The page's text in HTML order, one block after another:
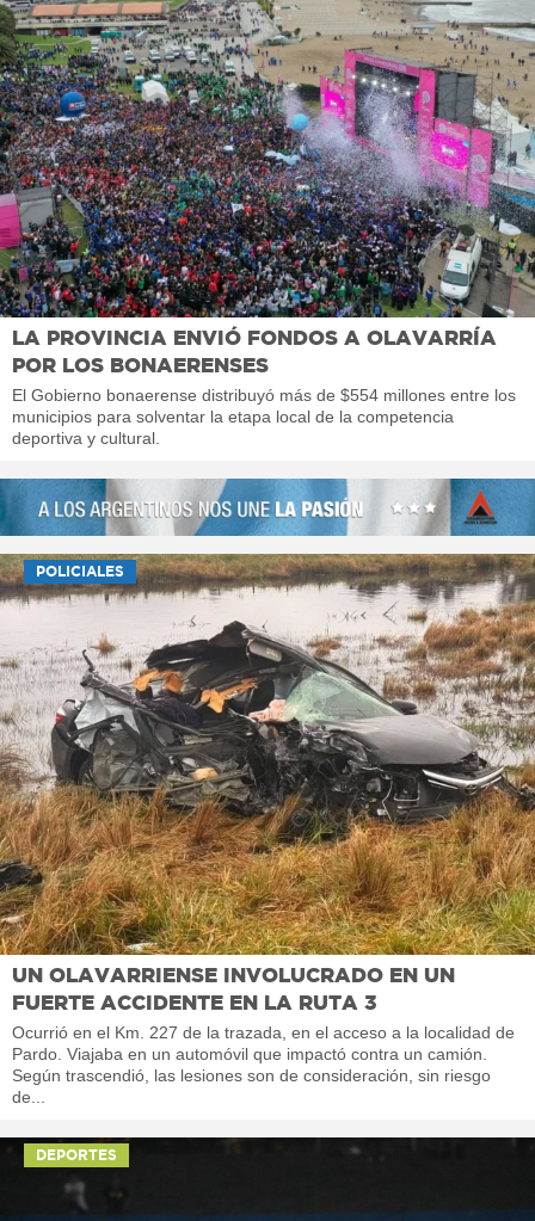
LA PROVINCIA ENVIÓ FONDOS A OLAVARRÍA
POR LOS BONAERENSES
El Gobierno bonaerense distribuyó más de $554 millones entre los
municipios para solventar la etapa local de la competencia
deportiva y cultural.
POLICIALES
UN OLAVARRIENSE INVOLUCRADO EN UN
FUERTE ACCIDENTE EN LA RUTA 3
Ocurrió en el Km. 227 de la trazada, en el acceso a la localidad de
Pardo. Viajaba en un automóvil que impactó contra un camión.
Según trascendió, las lesiones son de consideración, sin riesgo
de...
DEPORTES